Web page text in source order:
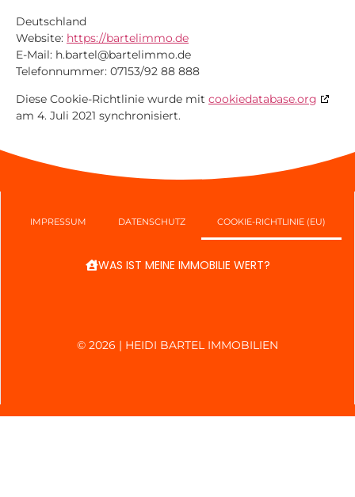
Deutschland
Website: https://bartelimmo.de
E-Mail: h.bartel@bartelimmo.de
Telefonnummer: 07153/92 88 888
Diese Cookie-Richtlinie wurde mit cookiedatabase.org
am 4. Juli 2021 synchronisiert.
IMPRESSUM DATENSCHUTZ COOKIE-RICHTLINIE (EU)
WAS IST MEINE IMMOBILIE WERT?
© 2026 | HEIDI BARTEL IMMOBILIEN